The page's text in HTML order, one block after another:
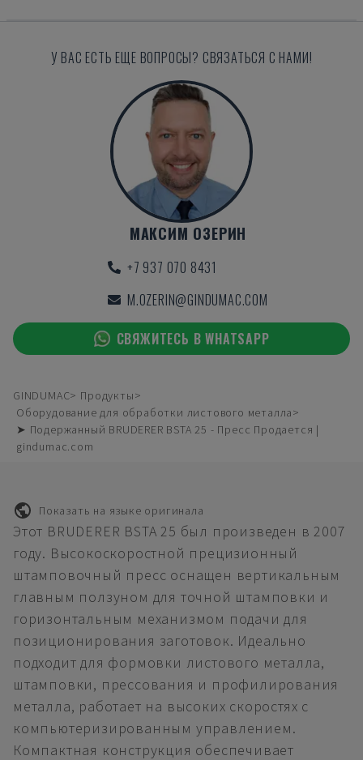
У ВАС ЕСТЬ ЕЩЕ ВОПРОСЫ? СВЯЗАТЬСЯ С НАМИ!
МАКСИМ ОЗЕРИН
+7 937 070 8431
M.OZERIN@GINDUMAC.COM
СВЯЖИТЕСЬ В WHATSAPP
GINDUMAC
Продукты
Оборудование для обработки листового металла
➤ Подержанный BRUDERER BSTA 25 - Пресс Продается |
gindumac.com
Показать на языке оригинала
Этот BRUDERER BSTA 25 был произведен в 2007
году. Высокоскоростной прецизионный
штамповочный пресс оснащен вертикальным
главным ползуном для точной штамповки и
горизонтальным механизмом подачи для
позиционирования заготовок. Идеально
подходит для формовки листового металла,
штамповки, прессования и профилирования
металла, работает на высоких скоростях с
компьютеризированным управлением.
Компактная конструкция обеспечивает